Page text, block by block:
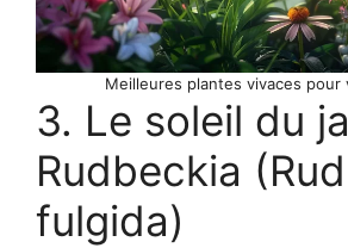
Meilleures plantes vivaces pour
3. Le soleil du
Rudbeckia
fulgida)